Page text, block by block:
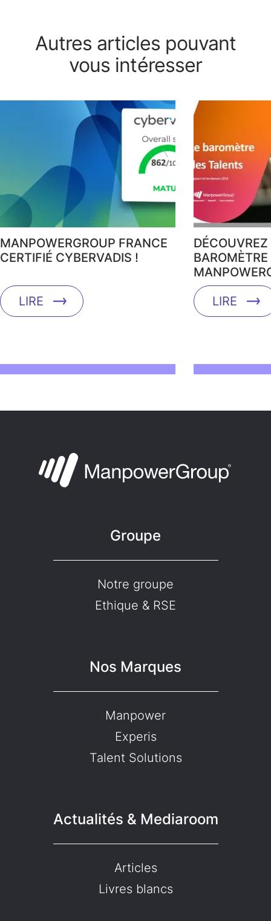
Autres articles pouvant
vous intéresser
MANPOWERGROUP FRANCE
CERTIFIÉ CYBERVADIS !
LIRE
DÉCOUVREZ
LIRE
Groupe
Notre groupe
Ethique & RSE
Nos Marques
Manpower
Experis
Talent Solutions
Actualités & Mediaroom
Articles
Livres blancs